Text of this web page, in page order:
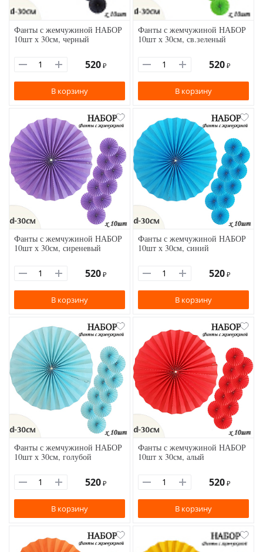
Фанты с жемчужиной НАБОР
10шт х 30см, черный
520 ₽
В корзину
Фанты с жемчужиной НАБОР
10шт х 30см, св.зеленый
520 ₽
В корзину
Фанты с жемчужиной НАБОР
10шт х 30см, сиреневый
520 ₽
В корзину
Фанты с жемчужиной НАБОР
10шт х 30см, синий
520 ₽
В корзину
Фанты с жемчужиной НАБОР
10шт х 30см, голубой
520 ₽
В корзину
Фанты с жемчужиной НАБОР
10шт х 30см, алый
520 ₽
В корзину